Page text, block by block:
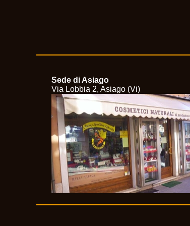
Sede di Asiago
Via Lobbia 2, Asiago (Vi)